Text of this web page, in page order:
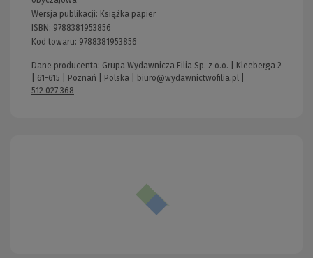
Wersja publikacji: Książka papier
ISBN: 9788381953856
Kod towaru: 9788381953856
Dane producenta: Grupa Wydawnicza Filia Sp. z o.o. | Kleeberga 2
| 61-615 | Poznań | Polska |
biuro@wydawnictwofilia.pl
512 027 368